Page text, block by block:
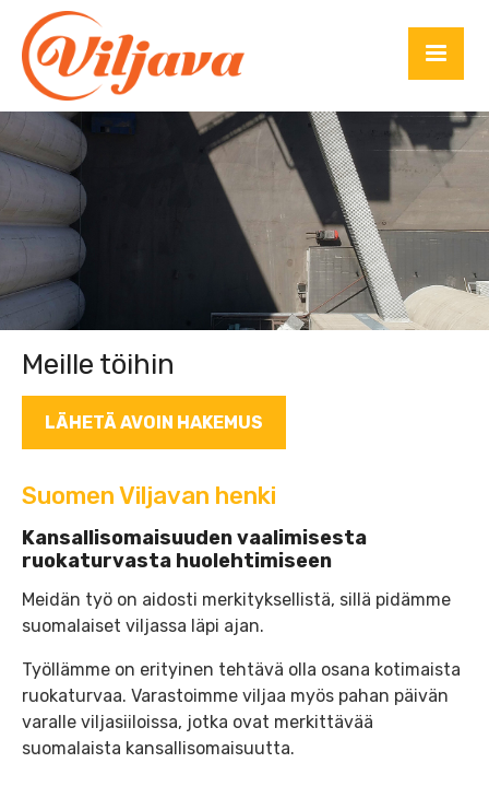
Meille töihin
LÄHETÄ AVOIN HAKEMUS
Suomen Viljavan henki
Kansallisomaisuuden vaalimisesta
ruokaturvasta huolehtimiseen
Meidän työ on aidosti merkityksellistä, sillä pidämme
suomalaiset viljassa läpi ajan.
Työllämme on erityinen tehtävä olla osana kotimaista
ruokaturvaa. Varastoimme viljaa myös pahan päivän
varalle viljasiiloissa, jotka ovat merkittävää
suomalaista kansallisomaisuutta.